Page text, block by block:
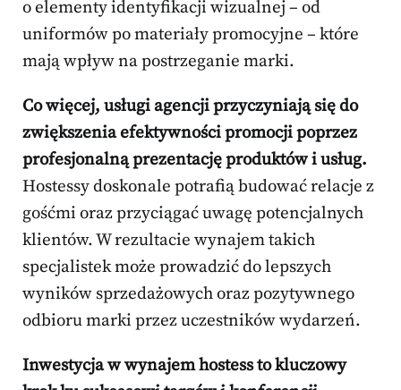
o elementy identyfikacji wizualnej – od
uniformów po materiały promocyjne – które
mają wpływ na postrzeganie marki.
Co więcej, usługi agencji przyczyniają się do
zwiększenia efektywności promocji poprzez
profesjonalną prezentację produktów i usług.
Hostessy doskonale potrafią budować relacje z
gośćmi oraz przyciągać uwagę potencjalnych
klientów. W rezultacie wynajem takich
specjalistek może prowadzić do lepszych
wyników sprzedażowych oraz pozytywnego
odbioru marki przez uczestników wydarzeń.
Inwestycja w wynajem hostess to kluczowy